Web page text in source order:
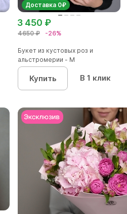
Доставка 0₽
4650 ₽ -26%
3 450 ₽
Букет из кустовых роз и
альстромерии - М
Купить В 1 клик